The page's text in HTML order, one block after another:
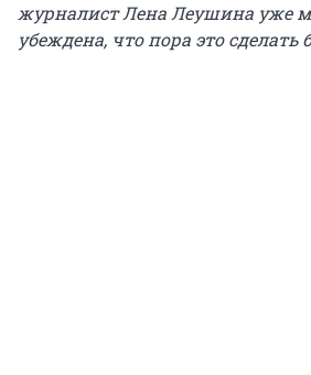
журналист Лена Леушина уже
убеждена, что пора это сделать